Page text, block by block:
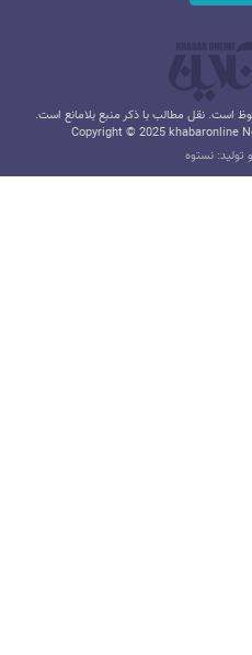
است. نقل مطالب با ذکر منبع بلامانع است.
Copyright © 2025 khabaronline
تولید: نستوه